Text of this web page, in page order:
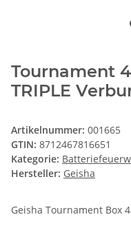
Tournament
TRIPLE
Artikelnummer: 001665
GTIN: 8712467816651
Kategorie:
Hersteller: Geisha
Geisha Tournament Box